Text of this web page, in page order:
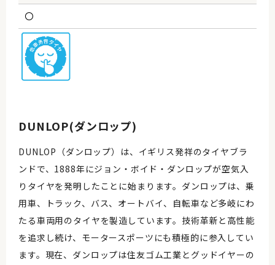
〇
DUNLOP(ダンロップ)
DUNLOP（ダンロップ）は、イギリス発祥のタイヤブラ
ンドで、1888年にジョン・ボイド・ダンロップが空気入
りタイヤを発明したことに始まります。ダンロップは、乗
用車、トラック、バス、オートバイ、自転車など多岐にわ
たる車両用のタイヤを製造しています。技術革新と高性能
を追求し続け、モータースポーツにも積極的に参入してい
ます。現在、ダンロップは住友ゴム工業とグッドイヤーの